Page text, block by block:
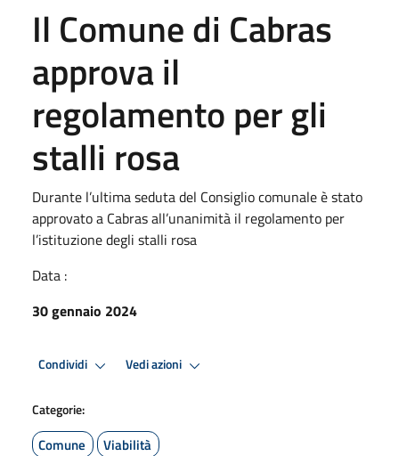
Il Comune di Cabras
approva il
regolamento per gli
stalli rosa
Durante l’ultima seduta del Consiglio comunale è stato
approvato a Cabras all’unanimità il regolamento per
l’istituzione degli stalli rosa
Data :
30 gennaio 2024
Condividi Vedi azioni
Categorie:
Comune Viabilità